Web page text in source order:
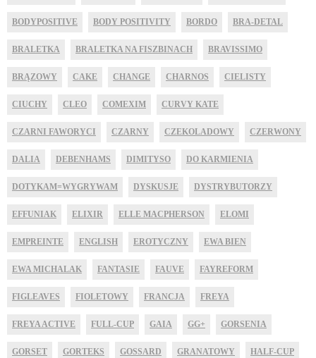
BODYPOSITIVE BODY POSITIVITY BORDO BRA-DETAL
BRALETKA BRALETKA NA FISZBINACH BRAVISSIMO
BRĄZOWY CAKE CHANGE CHARNOS CIELISTY
CIUCHY CLEO COMEXIM CURVY KATE
CZARNI FAWORYCI CZARNY CZEKOLADOWY CZERWONY
DALIA DEBENHAMS DIMITYSO DO KARMIENIA
DOTYKAM=WYGRYWAM DYSKUSJE DYSTRYBUTORZY
EFFUNIAK ELIXIR ELLE MACPHERSON ELOMI
EMPREINTE ENGLISH EROTYCZNY EWA BIEN
EWA MICHALAK FANTASIE FAUVE FAYREFORM
FIGLEAVES FIOLETOWY FRANCJA FREYA
FREYA ACTIVE FULL-CUP GAIA GG+ GORSENIA
GORSET GORTEKS GOSSARD GRANATOWY HALF-CUP